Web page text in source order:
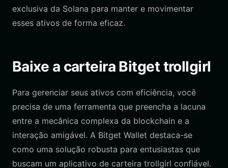
exclusiva da Solana para manter e movimentar
esses ativos de forma eficaz.
Baixe a carteira Bitget trollgirl
Para gerenciar seus ativos com eficiência, você
precisa de uma ferramenta que preencha a lacuna
entre a mecânica complexa da blockchain e a
interação amigável. A Bitget Wallet destaca-se
como uma solução robusta para entusiastas que
buscam um aplicativo de carteira trollgirl confiável.